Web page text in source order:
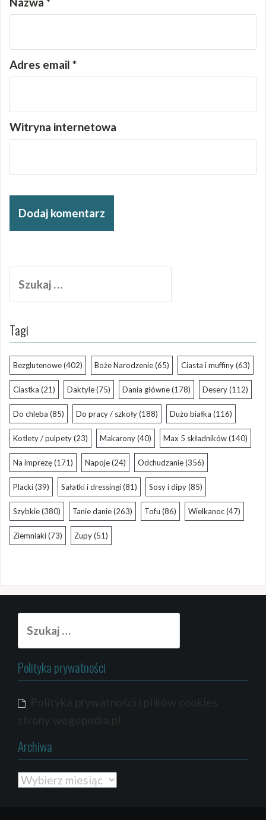
Adres email *
Witryna internetowa
Tagi
Bezglutenowe(402) Boże Narodzenie(65) Ciasta i muffiny(63)
Ciastka (21) Daktyle(75) Dania główne(178) Desery(112)
Do chleba (85) Do pracy / szkoły(188) Dużo białka (116)
Kotlety / pulpety(23) Makarony(40) Max 5 składników(140)
Na imprezę(171) Napoje(24) Odchudzanie(356)
Placki(39) Sałatki i dressingi(81) Sosy i dipy(85)
Szybkie(380) Tanie danie(263) Tofu (86) Wielkanoc(47)
Ziemniaki(73) Zupy(51)
Polityka prywatności
Polityka prywatności i plików cookies
strony wegepedia.pl
Archiwa
Archiwa